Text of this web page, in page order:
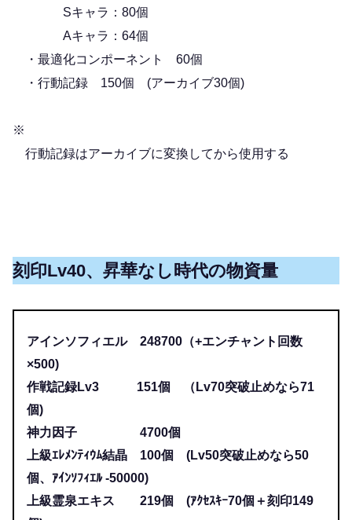
Sキャラ：80個
Aキャラ：64個
・最適化コンポーネント 60個
・行動記録 150個 (アーカイブ30個)
※
行動記録はアーカイブに変換してから使用する
刻印Lv40、昇華なし時代の物資量
アインソフィエル 248700（+エンチャント回数
×500)
作戦記録Lv3 151個 （Lv70突破止めなら71
個)
神力因子 4700個
上級ｴﾚﾒﾝﾃｨｳﾑ結晶 100個 (Lv50突破止めなら50
個、ｱｲﾝｿﾌｨｴﾙ -50000)
上級霊泉エキス 219個 (ｱｸｾｽｷｰ70個＋刻印149